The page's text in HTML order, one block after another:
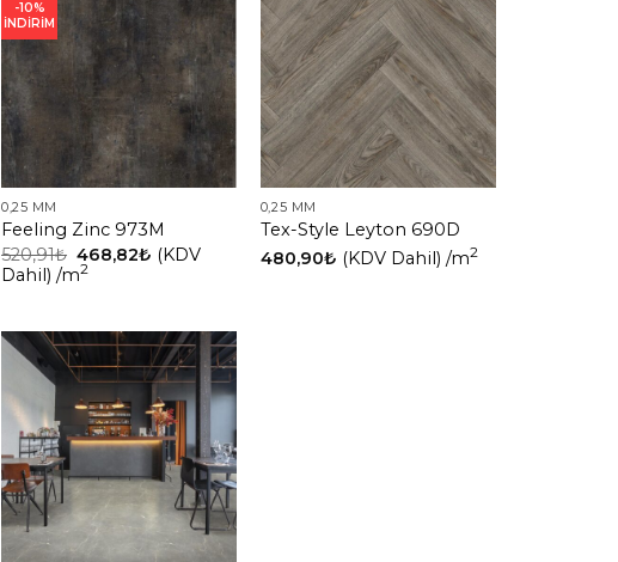
-10%
İNDİRİM
0,25 MM
Feeling Zinc 973M
520,91₺ 468,82₺ (KDV
Dahil) /m2
0,25 MM
Tex-Style Leyton 690D
480,90₺ (KDV Dahil) /m2